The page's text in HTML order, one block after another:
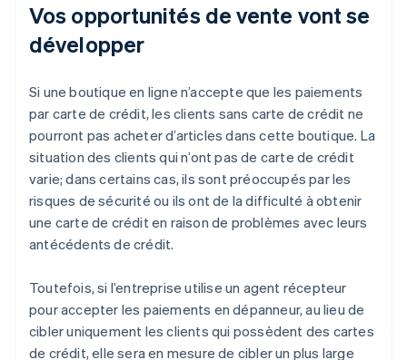
Vos opportunités de vente vont se
développer
Si une boutique en ligne n’accepte que les paiements
par carte de crédit, les clients sans carte de crédit ne
pourront pas acheter d’articles dans cette boutique. La
situation des clients qui n’ont pas de carte de crédit
varie; dans certains cas, ils sont préoccupés par les
risques de sécurité ou ils ont de la difficulté à obtenir
une carte de crédit en raison de problèmes avec leurs
antécédents de crédit.
Toutefois, si l’entreprise utilise un agent récepteur
pour accepter les paiements en dépanneur, au lieu de
cibler uniquement les clients qui possèdent des cartes
de crédit, elle sera en mesure de cibler un plus large